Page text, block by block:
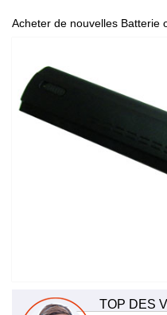
Acheter de nouvelles Batterie
TOP DES